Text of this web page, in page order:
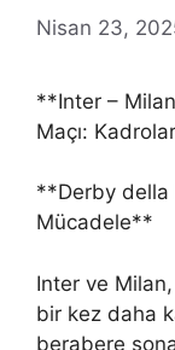
Nisan 23,
**Inter –
Maçı:
**Derby della
Mücadele**
Inter ve
bir kez daha
berabere